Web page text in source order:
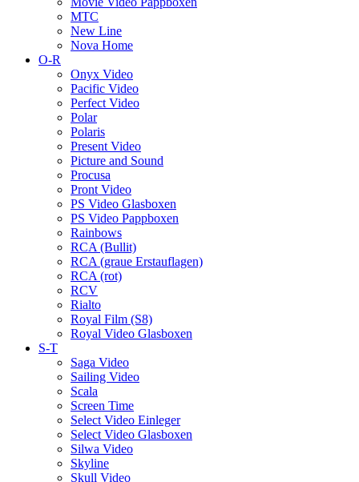
MTC
New Line
Nova Home
O-R
Onyx Video
Pacific Video
Perfect Video
Polar
Polaris
Present Video
Picture and Sound
Procusa
Pront Video
PS Video Glasboxen
PS Video Pappboxen
Rainbows
RCA (Bullit)
RCA (graue Erstauflagen)
RCA (rot)
RCV
Rialto
Royal Film (S8)
Royal Video Glasboxen
S-T
Saga Video
Sailing Video
Scala
Screen Time
Select Video Einleger
Select Video Glasboxen
Silwa Video
Skyline
Skull Video